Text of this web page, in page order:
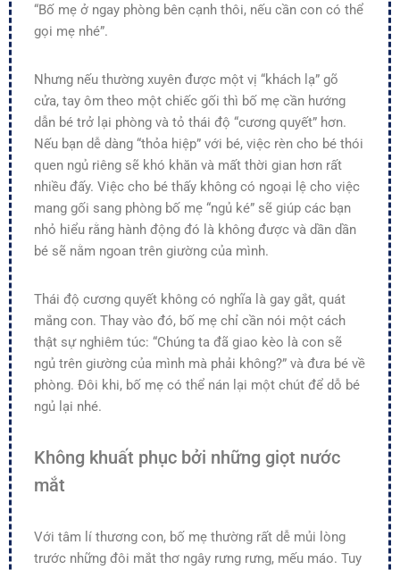
“Bố mẹ ở ngay phòng bên cạnh thôi, nếu cần con có thể
gọi mẹ nhé”.
Nhưng nếu thường xuyên được một vị “khách lạ” gõ
cửa, tay ôm theo một chiếc gối thì bố mẹ cần hướng
dẫn bé trở lại phòng và tỏ thái độ “cương quyết” hơn.
Nếu bạn dễ dàng “thỏa hiệp” với bé, việc rèn cho bé thói
quen ngủ riêng sẽ khó khăn và mất thời gian hơn rất
nhiều đấy. Việc cho bé thấy không có ngoại lệ cho việc
mang gối sang phòng bố mẹ “ngủ ké” sẽ giúp các bạn
nhỏ hiểu rằng hành động đó là không được và dần dần
bé sẽ nằm ngoan trên giường của mình.
Thái độ cương quyết không có nghĩa là gay gắt, quát
mắng con. Thay vào đó, bố mẹ chỉ cần nói một cách
thật sự nghiêm túc: “Chúng ta đã giao kèo là con sẽ
ngủ trên giường của mình mà phải không?” và đưa bé về
phòng. Đôi khi, bố mẹ có thể nán lại một chút để dỗ bé
ngủ lại nhé.
Không khuất phục bởi những giọt nước
mắt
Với tâm lí thương con, bố mẹ thường rất dễ mủi lòng
trước những đôi mắt thơ ngây rưng rưng, mếu máo. Tuy